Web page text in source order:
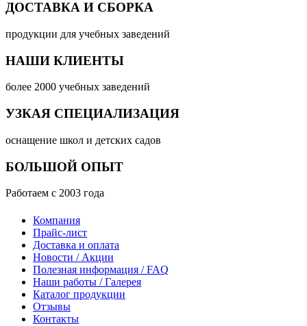
ДОСТАВКА И СБОРКА
продукции для учебных заведений
НАШИ КЛИЕНТЫ
более 2000 учебных заведений
УЗКАЯ СПЕЦИАЛИЗАЦИЯ
оснащение школ и детских садов
БОЛЬШОЙ ОПЫТ
Работаем с 2003 года
Компания
Прайс-лист
Доставка и оплата
Новости / Акции
Полезная информация / FAQ
Наши работы / Галерея
Каталог продукции
Отзывы
Контакты